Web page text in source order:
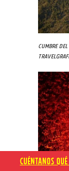
Cumbre
CUÉNTANOS